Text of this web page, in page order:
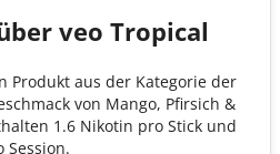
veo Tropical
Produkt aus der Kategorie der
von Mango, Pfirsich &
1.6 Nikotin pro Stick und
Session.